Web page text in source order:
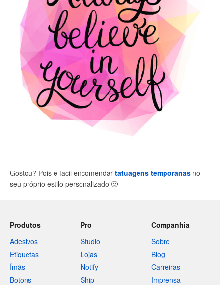
Gostou? Pois é fácil encomendar tatuagens temporárias no
seu próprio estilo personalizado 🙂
Produtos
Adesivos
Etiquetas
Ímãs
Botons
Pro
Studio
Lojas
Notify
Ship
Companhia
Sobre
Blog
Carreiras
Imprensa